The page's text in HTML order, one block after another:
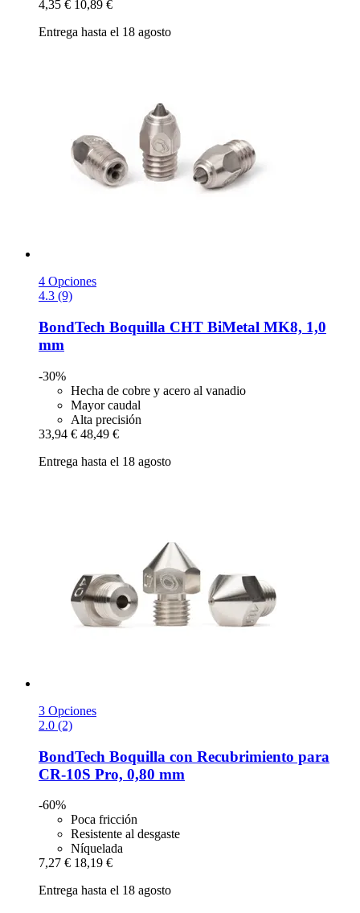
4,35 € 10,89 €
Entrega hasta el 18 agosto
4 Opciones
4.3 (9)
BondTech Boquilla CHT BiMetal MK8, 1,0
mm
-30%
Hecha de cobre y acero al vanadio
Mayor caudal
Alta precisión
33,94 € 48,49 €
Entrega hasta el 18 agosto
3 Opciones
2.0 (2)
BondTech Boquilla con Recubrimiento para
CR-​10S Pro, 0,80 mm
-60%
Poca fricción
Resistente al desgaste
Níquelada
7,27 € 18,19 €
Entrega hasta el 18 agosto